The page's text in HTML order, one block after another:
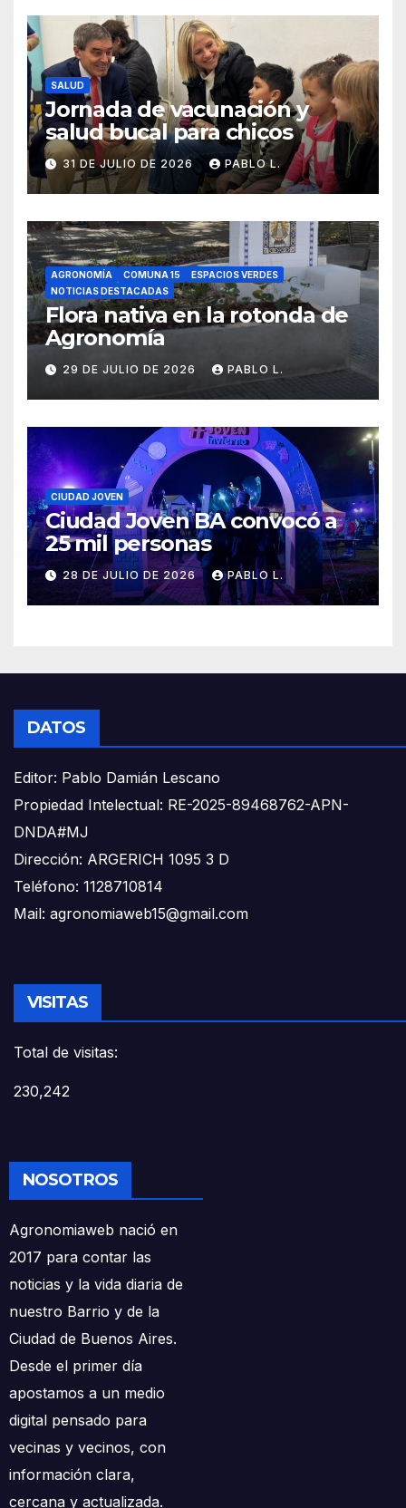
SALUD
Jornada de vacunación y
salud bucal para chicos
31 DE JULIO DE 2026 PABLO L.
AGRONOMÍA COMUNA 15
ESPACIOS VERDES
NOTICIAS DESTACADAS
Flora nativa en la rotonda de
Agronomía
29 DE JULIO DE 2026 PABLO L.
CIUDAD JOVEN
Ciudad Joven BA convocó a
25 mil personas
28 DE JULIO DE 2026 PABLO L.
DATOS
Editor: Pablo Damián Lescano
Propiedad Intelectual: RE-2025-89468762-APN-
DNDA#MJ
Dirección: ARGERICH 1095 3 D
Teléfono: 1128710814
Mail: agronomiaweb15@gmail.com
VISITAS
Total de visitas:
230,242
NOSOTROS
Agronomiaweb nació en
2017 para contar las
noticias y la vida diaria de
nuestro Barrio y de la
Ciudad de Buenos Aires.
Desde el primer día
apostamos a un medio
digital pensado para
vecinas y vecinos, con
información clara,
cercana y actualizada.